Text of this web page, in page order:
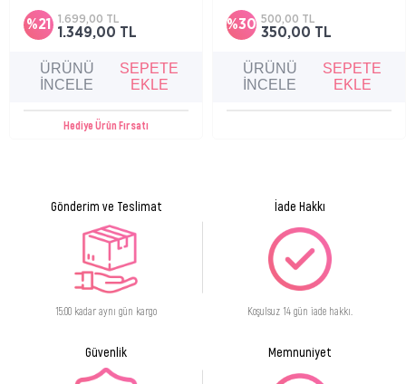
%21
1.349,00 TL
1.699,00 TL
Hediye Ürün Fırsatı
ÜRÜNÜ
İNCELE
SEPETE
EKLE
%30
350,00 TL
500,00 TL
ÜRÜNÜ
İNCELE
SEPETE
EKLE
Gönderim ve Teslimat
15:00 kadar aynı gün kargo
İade Hakkı
Koşulsuz 14 gün iade hakkı.
Güvenlik Memnuniyet